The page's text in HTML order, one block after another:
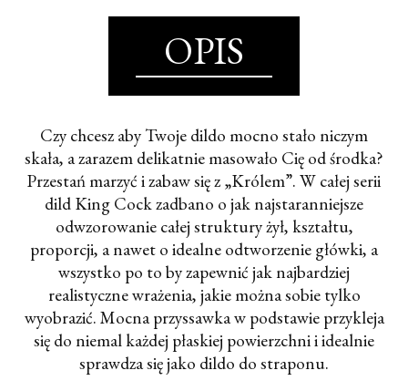
OPIS
Czy chcesz aby Twoje dildo mocno stało niczym
skała, a zarazem delikatnie masowało Cię od środka?
Przestań marzyć i zabaw się z „Królem”. W całej serii
dild King Cock zadbano o jak najstaranniejsze
odwzorowanie całej struktury żył, kształtu,
proporcji, a nawet o idealne odtworzenie główki, a
wszystko po to by zapewnić jak najbardziej
realistyczne wrażenia, jakie można sobie tylko
wyobrazić. Mocna przyssawka w podstawie przykleja
się do niemal każdej płaskiej powierzchni i idealnie
sprawdza się jako dildo do straponu.